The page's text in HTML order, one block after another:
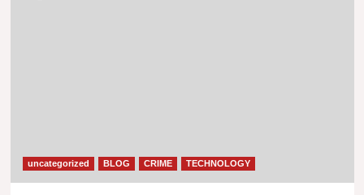
uncategorized BLOG CRIME TECHNOLOGY